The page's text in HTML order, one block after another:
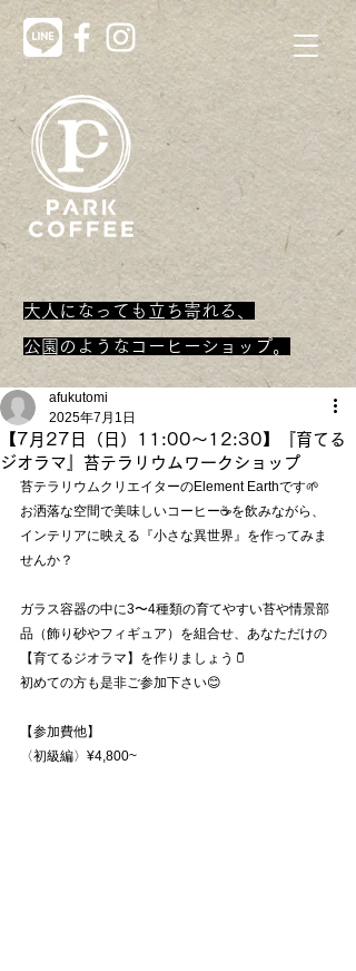
大人になっても立ち寄れる、
​公園のようなコーヒーショップ。
【7月27日（日）11:00〜12:30】『育てる
ジオラマ』苔テラリウムワークショップ
afukutomi
2025年7月1日
苔テラリウムクリエイターのElement Earthです🌱
お洒落な空間で美味しいコーヒー☕️を飲みながら、
インテリアに映える『小さな異世界』を作ってみま
せんか？
ガラス容器の中に3〜4種類の育てやすい苔や情景部
品（飾り砂やフィギュア）を組合せ、あなただけの
【育てるジオラマ】を作りましょう🫙
初めての方も是非ご参加下さい😊
【参加費他】
〈初級編〉¥4,800~